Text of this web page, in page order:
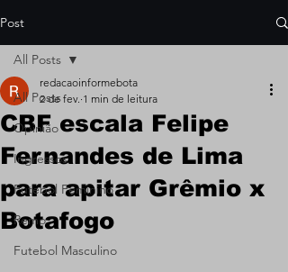
Post
All Posts
Opinião
Ingressos
Futebol Feminino
Remo
Futebol Masculino
All Posts
CBF escala Felipe
Fernandes de Lima
para apitar Grêmio x
Botafogo
redacaoinformebota
2 de fev. 1 min de leitura